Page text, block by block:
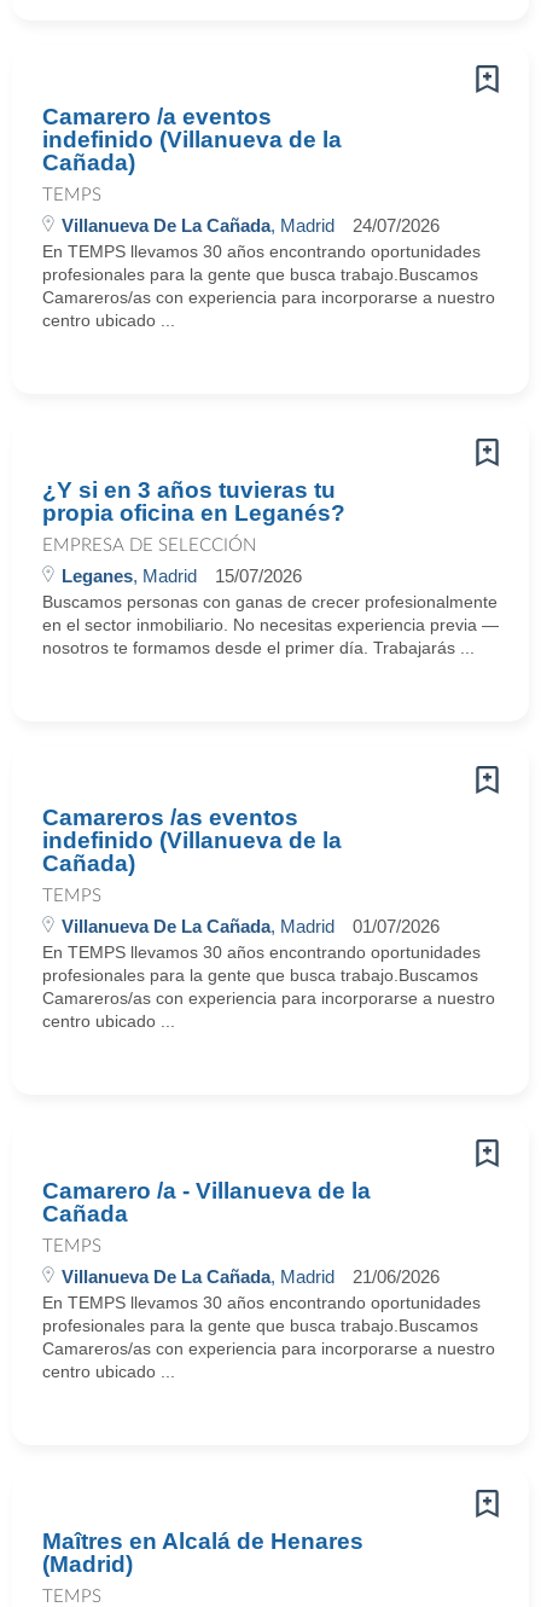
Camarero /a eventos
indefinido (Villanueva de la
Cañada)
TEMPS
Villanueva De La Cañada, Madrid 24/07/2026
En TEMPS llevamos 30 años encontrando oportunidades
profesionales para la gente que busca trabajo.Buscamos
Camareros/as con experiencia para incorporarse a nuestro
centro ubicado ...
¿Y si en 3 años tuvieras tu
propia oficina en Leganés?
EMPRESA DE SELECCIÓN
Leganes, Madrid 15/07/2026
Buscamos personas con ganas de crecer profesionalmente
en el sector inmobiliario. No necesitas experiencia previa —
nosotros te formamos desde el primer día. Trabajarás ...
Camareros /as eventos
indefinido (Villanueva de la
Cañada)
TEMPS
Villanueva De La Cañada, Madrid 01/07/2026
En TEMPS llevamos 30 años encontrando oportunidades
profesionales para la gente que busca trabajo.Buscamos
Camareros/as con experiencia para incorporarse a nuestro
centro ubicado ...
Camarero /a - Villanueva de la
Cañada
TEMPS
Villanueva De La Cañada, Madrid 21/06/2026
En TEMPS llevamos 30 años encontrando oportunidades
profesionales para la gente que busca trabajo.Buscamos
Camareros/as con experiencia para incorporarse a nuestro
centro ubicado ...
Maîtres en Alcalá de Henares
(Madrid)
TEMPS